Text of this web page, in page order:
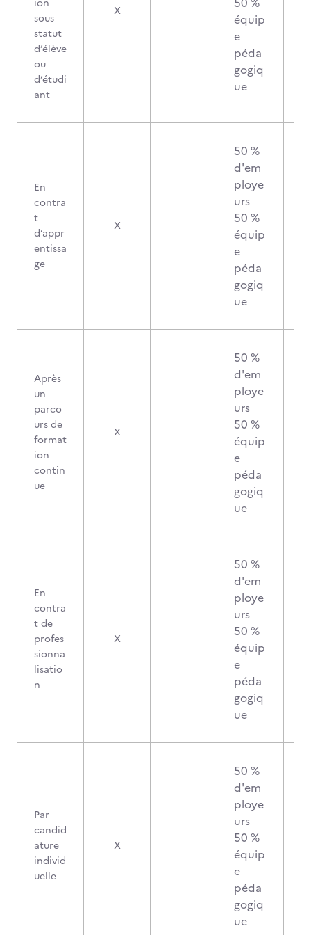
ion
sous
statut
d’élève
ou
d’étudi
ant
X
équip
e
péda
gogiq
ue
En
contra
t
d’appr
entissa
ge
X
50 %
d'em
ploye
urs
50 %
équip
e
péda
gogiq
ue
Après
un
parco
urs de
format
ion
contin
ue
X
50 %
d'em
ploye
urs
50 %
équip
e
péda
gogiq
ue
En
contra
t de
profes
sionna
lisatio
n
X
50 %
d'em
ploye
urs
50 %
équip
e
péda
gogiq
ue
Par
candid
ature
individ
uelle
X
50 %
d'em
ploye
urs
50 %
équip
e
péda
gogiq
ue